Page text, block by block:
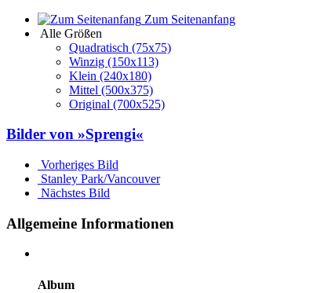
Zum Seitenanfang
Alle Größen
Quadratisch (75x75)
Winzig (150x113)
Klein (240x180)
Mittel (500x375)
Original (700x525)
Bilder von »Sprengi«
Vorheriges Bild
Stanley Park/Vancouver
Nächstes Bild
Allgemeine Informationen
Album